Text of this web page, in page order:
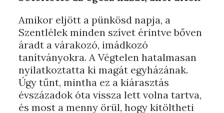
Amikor eljött a pünkösd napja, a
Szentlélek minden szívet érintve bőven
áradt a várakozó, imádkozó
tanítványokra. A Végtelen hatalmasan
nyilatkoztatta ki magát egyházának.
Úgy tűnt, mintha ez a kiárasztás
évszázadok óta vissza lett volna tartva,
és most a menny örül, hogy kitöltheti